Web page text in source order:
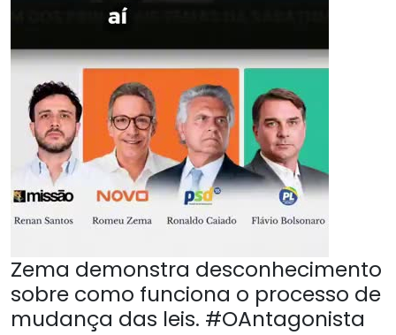
Zema demonstra desconhecimento
sobre como funciona o processo de
mudança das leis. #OAntagonista